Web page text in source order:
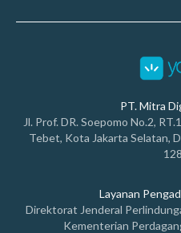
PT. Mitra
Jl. Prof. DR. Soepomo No.2,
Tebet, Kota Jakarta Selatan,
Layanan
Direktorat Jenderal
Kementerian